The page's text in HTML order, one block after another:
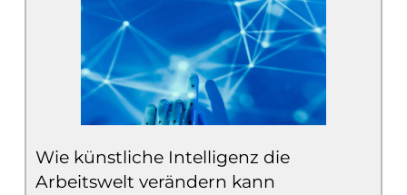
Wie künstliche Intelligenz die
Arbeitswelt verändern kann